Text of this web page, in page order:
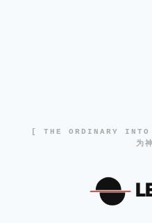
[ THE ORDINARY
为